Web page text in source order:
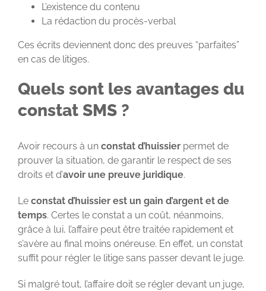
L’existence du contenu
La rédaction du procès-verbal
Ces écrits deviennent donc des preuves “parfaites”
en cas de litiges.
Quels sont les avantages du
constat SMS ?
Avoir recours à un constat d’huissier permet de
prouver la situation, de garantir le respect de ses
droits et d’avoir une preuve juridique.
Le constat d’huissier est un gain d’argent et de
temps. Certes le constat a un coût, néanmoins,
grâce à lui, l’affaire peut être traitée rapidement et
s’avère au final moins onéreuse. En effet, un constat
suffit pour régler le litige sans passer devant le juge.
Si malgré tout, l’affaire doit se régler devant un juge,